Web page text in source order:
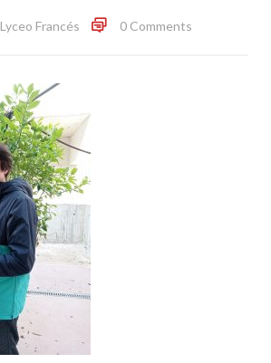
Lyceo Francés 0 Comments